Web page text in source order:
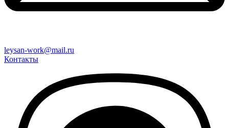
leysan-work@mail.ru
Контакты